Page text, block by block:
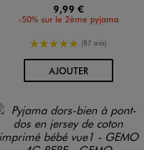
9,99 €
-50% sur le 2ème pyjama
5/5 de moyenne
(87 avis)
AJOUTERAU PANIER